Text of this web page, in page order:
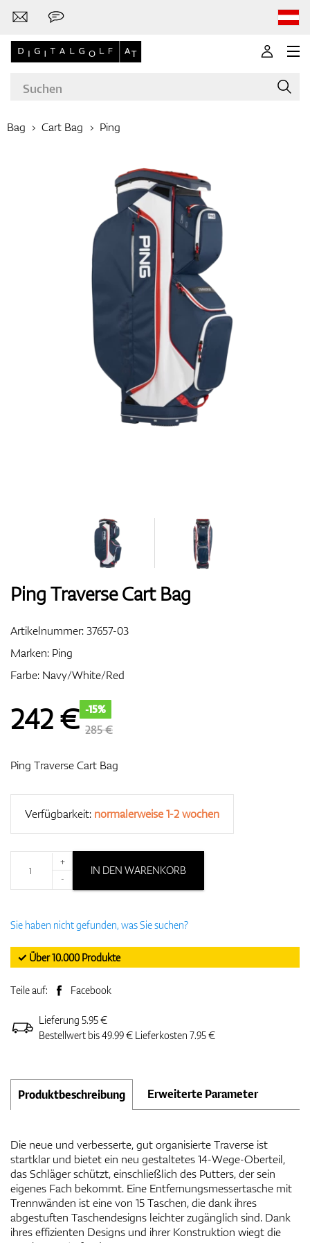
Golfschläger
Bekleidung
Handschuhe
Schuhe
Bag Cart Bag Ping
Ping Traverse Cart Bag
Artikelnummer:37657-03
Marken: Ping
Farbe: Navy/White/Red
242€ -15%
285 €
Ping Traverse Cart Bag
Verfügbarkeit: normalerweise 1-2 wochen
+
-
IN DEN WARENKORB
Sie haben nicht gefunden, was Sie suchen?
✓ Über 10.000 Produkte
Teile auf: Facebook
Lieferung 5.95 €
Bestellwert bis 49.99 € Lieferkosten 7.95 €
Produktbeschreibung Erweiterte Parameter
Die neue und verbesserte, gut organisierte Traverse ist
startklar und bietet ein neu gestaltetes 14-Wege-Oberteil,
das Schläger schützt, einschließlich des Putters, der sein
eigenes Fach bekommt. Eine Entfernungsmessertasche mit
Trennwänden ist eine von 15 Taschen, die dank ihres
abgestuften Taschendesigns leichter zugänglich sind. Dank
ihres effizienten Designs und ihrer Konstruktion wiegt die